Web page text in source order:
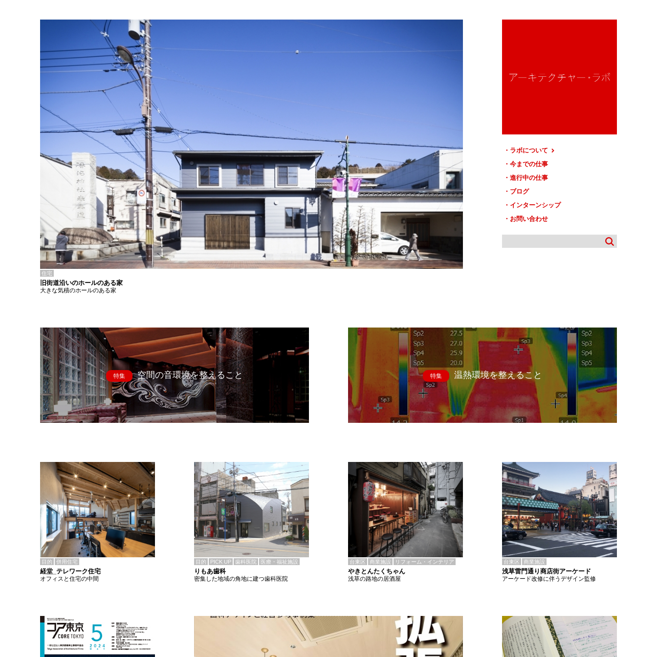
ラボについて
今までの仕事
進行中の仕事
ブログ
インターンシップ
お問い合わせ
住宅
旧街道沿いのホールのある家
大きな気積のホールのある家
特集 空間の音環境を整えること 特集 温熱環境を整えること
目的 併用住宅
経堂_テレワーク住宅
オフィスと住宅の中間
目的 PICK UP 歯科医院 医療・福祉施設
りもあ歯科
密集した地域の角地に建つ歯科医院
台東区 商業施設 リフォーム・インテリア
やきとんたくちゃん
浅草の路地の居酒屋
台東区 商業施設
浅草雷門通り商店街アーケード
アーケード改修に伴うデザイン監修